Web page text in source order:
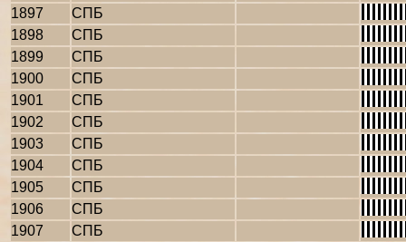
1897
СПБ
1898
СПБ
1899
СПБ
1900
СПБ
1901
СПБ
1902
СПБ
1903
СПБ
1904
СПБ
1905
СПБ
1906
СПБ
1907
СПБ